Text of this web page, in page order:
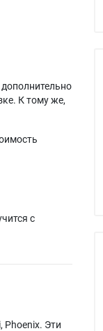
К тому же,
с
Phoenix. Эти